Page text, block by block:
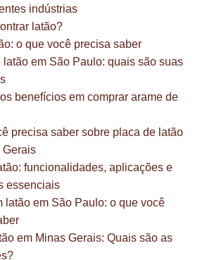
indústrias
latão?
o que você precisa saber
latão em São Paulo: quais são suas
benefícios em comprar arame de
precisa saber sobre placa de latão
Gerais
funcionalidades, aplicações e
essenciais
latão em São Paulo: o que você
em Minas Gerais: Quais são as